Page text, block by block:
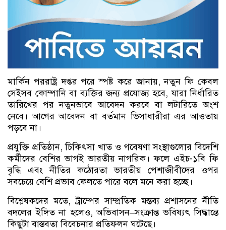
মার্কিন পররাষ্ট্র দপ্তর পরে স্পষ্ট করে জানায়, নতুন ফি কেবল
সেইসব কোম্পানি বা ব্যক্তির জন্য প্রযোজ্য হবে, যারা নির্ধারিত
তারিখের পর নতুনভাবে আবেদন করবে বা লটারিতে অংশ
নেবে। আগের আবেদন বা বর্তমান ভিসাধারীরা এর আওতায়
পড়বে না।
প্রযুক্তি প্রতিষ্ঠান, চিকিৎসা খাত ও গবেষণা সংস্থাগুলোর বিদেশি
কর্মীদের বেশির ভাগই ভারতীয় নাগরিক। ফলে এইচ-১বি ফি
বৃদ্ধি এবং নীতির কঠোরতা ভারতীয় পেশাজীবীদের ওপর
সবচেয়ে বেশি প্রভাব ফেলতে পারে বলে মনে করা হচ্ছে।
বিশ্লেষকদের মতে, ট্রাম্পের সাম্প্রতিক মন্তব্য প্রশাসনের নীতি
বদলের ইঙ্গিত না হলেও, অভিবাসন–সংক্রান্ত ভবিষ্যৎ সিদ্ধান্তে
কিছুটা বাস্তবতা বিবেচনার প্রতিফলন ঘটেছে।